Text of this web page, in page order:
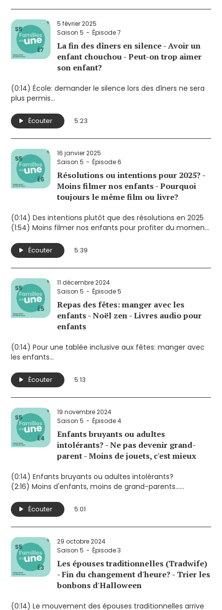
5 février 2025
Saison 5
Épisode 7
La fin des dîners en silence - Avoir un
enfant chouchou - Peut-on trop aimer
son enfant?
(0:14) École: demander le silence lors des dîners ne sera
plus permis
bel et bien!
(4:08) Peut-on trop aimer son enfant? Non, mais...
Écouter 5:23
16 janvier 2025
Saison 5
Épisode 6
Résolutions ou intentions pour 2025? -
Moins filmer nos enfants - Pourquoi
toujours le même film ou livre?
(0:14) Des intentions plutôt que des résolutions en 2025
(1:54) Moins filmer nos enfants pour profiter du moment
(4:14) Pourquoi veut-il toujours regarder le même film?
Écouter 5:39
11 décembre 2024
Saison 5
Épisode 5
Repas des fêtes: manger avec les
enfants - Noël zen - Livres audio pour
enfants
(0:14) Pour une tablée inclusive aux fêtes: manger avec
les enfants
(4:05) Les livres audio pour accompagner les enfants
Écouter 5:13
19 novembre 2024
Saison 5
Épisode 4
Enfants bruyants ou adultes
intolérants? - Ne pas devenir grand-
parent - Moins de jouets, c'est mieux
(0:14) Enfants bruyants ou adultes intolérants?
(2:16) Moins d'enfants, moins de grand-parents...
Écouter 5:01
29 octobre 2024
Saison 5
Épisode 3
Les épouses traditionnelles (Tradwife)
- Fin du changement d'heure? - Trier les
bonbons d'Halloween
(0:14) Le mouvement des épouses traditionnelles arrive